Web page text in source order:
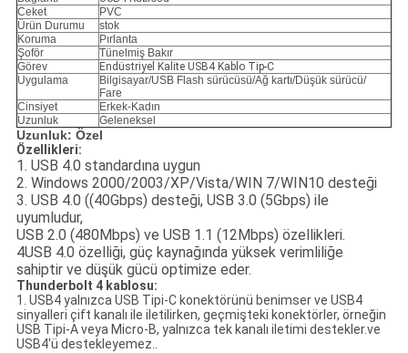
Ceket
PVC
Ürün Durumu
stok
Koruma
Pırlanta
Şoför
Tünelmiş Bakır
Görev
Endüstriyel Kalite USB4 Kablo Tip-C
Uygulama
Bilgisayar/USB Flash sürücüsü/Ağ kartı/Düşük sürücü/
Fare
Cinsiyet
Erkek-Kadın
Uzunluk
Geleneksel
Uzunluk: Özel
Özellikleri:
1. USB 4.0 standardına uygun
2. Windows 2000/2003/XP/Vista/WIN 7/WIN10 desteği
3. USB 4.0 ((40Gbps) desteği, USB 3.0 (5Gbps) ile
uyumludur,
USB 2.0 (480Mbps) ve USB 1.1 (12Mbps) özellikleri.
4USB 4.0 özelliği, güç kaynağında yüksek verimliliğe
sahiptir ve düşük gücü optimize eder.
Thunderbolt 4 kablosu:
1. USB4 yalnızca USB Tipi-C konektörünü benimser ve USB4
sinyalleri çift kanalı ile iletilirken, geçmişteki konektörler, örneğin
USB Tipi-A veya Micro-B, yalnızca tek kanalı iletimi destekler.ve
USB4'ü destekleyemez..